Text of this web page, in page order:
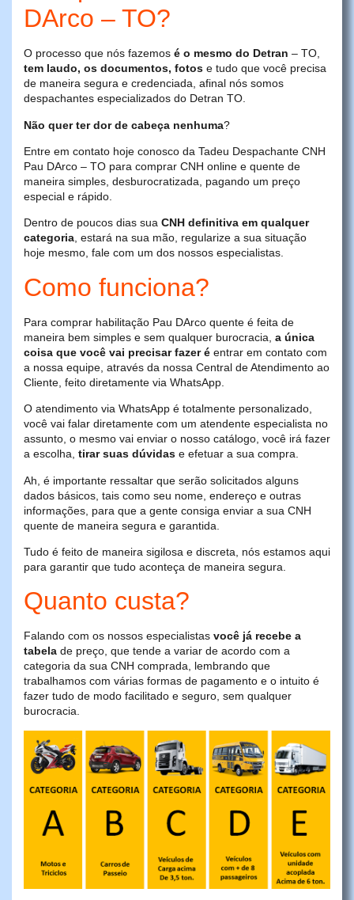
DArco – TO?
O processo que nós fazemos é o mesmo do Detran – TO,
tem laudo, os documentos, fotos e tudo que você precisa
de maneira segura e credenciada, afinal nós somos
despachantes especializados do Detran TO.
Não quer ter dor de cabeça nenhuma?
Entre em contato hoje conosco da Tadeu Despachante CNH
Pau DArco – TO para comprar CNH online e quente de
maneira simples, desburocratizada, pagando um preço
especial e rápido.
Dentro de poucos dias sua CNH definitiva em qualquer
categoria, estará na sua mão, regularize a sua situação
hoje mesmo, fale com um dos nossos especialistas.
Como funciona?
Para comprar habilitação Pau DArco quente é feita de
maneira bem simples e sem qualquer burocracia, a única
coisa que você vai precisar fazer é entrar em contato com
a nossa equipe, através da nossa Central de Atendimento ao
Cliente, feito diretamente via WhatsApp.
O atendimento via WhatsApp é totalmente personalizado,
você vai falar diretamente com um atendente especialista no
assunto, o mesmo vai enviar o nosso catálogo, você irá fazer
a escolha, tirar suas dúvidas e efetuar a sua compra.
Ah, é importante ressaltar que serão solicitados alguns
dados básicos, tais como seu nome, endereço e outras
informações, para que a gente consiga enviar a sua CNH
quente de maneira segura e garantida.
Tudo é feito de maneira sigilosa e discreta, nós estamos aqui
para garantir que tudo aconteça de maneira segura.
Quanto custa?
Falando com os nossos especialistas você já recebe a
tabela de preço, que tende a variar de acordo com a
categoria da sua CNH comprada, lembrando que
trabalhamos com várias formas de pagamento e o intuito é
fazer tudo de modo facilitado e seguro, sem qualquer
burocracia.